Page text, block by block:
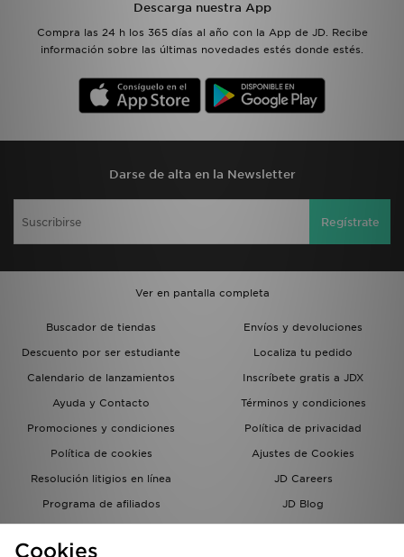
Descarga nuestra App
Compra las 24 h los 365 días al año con la App de JD. Recibe
información sobre las últimas novedades estés donde estés.
Darse de alta en la Newsletter
Regístrate
Ver en pantalla completa
Buscador de tiendas
Envíos y devoluciones
Descuento por ser estudiante
Localiza tu pedido
Calendario de lanzamientos
Inscríbete gratis a JDX
Ayuda y Contacto
Términos y condiciones
Promociones y condiciones
Política de privacidad
Política de cookies
Ajustes de Cookies
Resolución litigios en línea
JD Careers
Programa de afiliados
JD Blog
del grupo JD - Whistleblowing
Cookies